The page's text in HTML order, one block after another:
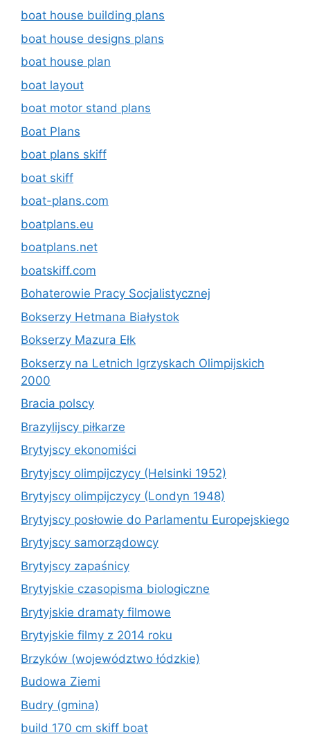
boat house building plans
boat house designs plans
boat house plan
boat layout
boat motor stand plans
Boat Plans
boat plans skiff
boat skiff
boat-plans.com
boatplans.eu
boatplans.net
boatskiff.com
Bohaterowie Pracy Socjalistycznej
Bokserzy Hetmana Białystok
Bokserzy Mazura Ełk
Bokserzy na Letnich Igrzyskach Olimpijskich
2000
Bracia polscy
Brazylijscy piłkarze
Brytyjscy ekonomiści
Brytyjscy olimpijczycy (Helsinki 1952)
Brytyjscy olimpijczycy (Londyn 1948)
Brytyjscy posłowie do Parlamentu Europejskiego
Brytyjscy samorządowcy
Brytyjscy zapaśnicy
Brytyjskie czasopisma biologiczne
Brytyjskie dramaty filmowe
Brytyjskie filmy z 2014 roku
Brzyków (województwo łódzkie)
Budowa Ziemi
Budry (gmina)
build 170 cm skiff boat